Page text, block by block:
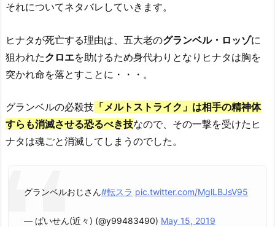
それについてネタバレしていきます。
ヒナタが死亡する理由は、五大老のグランベル・ロッゾに
狙われたクロエを助けるため身代わりとなり ヒナタは胸を
突かれ命を落とすことに・・・。
グランベルの必殺技 「メルトストライク 」は相手の精神体
すらも消滅させる恐るべき技なので、 その一撃を受けた ヒ
ナタは魂ごと消滅してしまうのでした。
グランベルおじさん#転スラ pic.twitter.com/MglLBJsV95
— ぱいせん(近々) (@y99483490) May 15, 2019